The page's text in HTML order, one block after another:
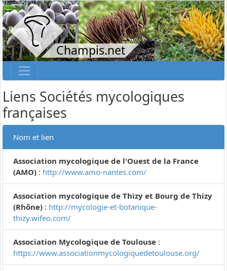
Champis.net
Liens Sociétés mycologiques
françaises
Nom et lien
Association mycologique de l'Ouest de la France
(AMO) : http://www.amo-nantes.com/
Association mycologique de Thizy et Bourg de Thizy
(Rhône) : http://mycologie-et-botanique-
thizy.wifeo.com/
Association Mycologique de Toulouse :
https://www.associationmycologiquedetoulouse.org/